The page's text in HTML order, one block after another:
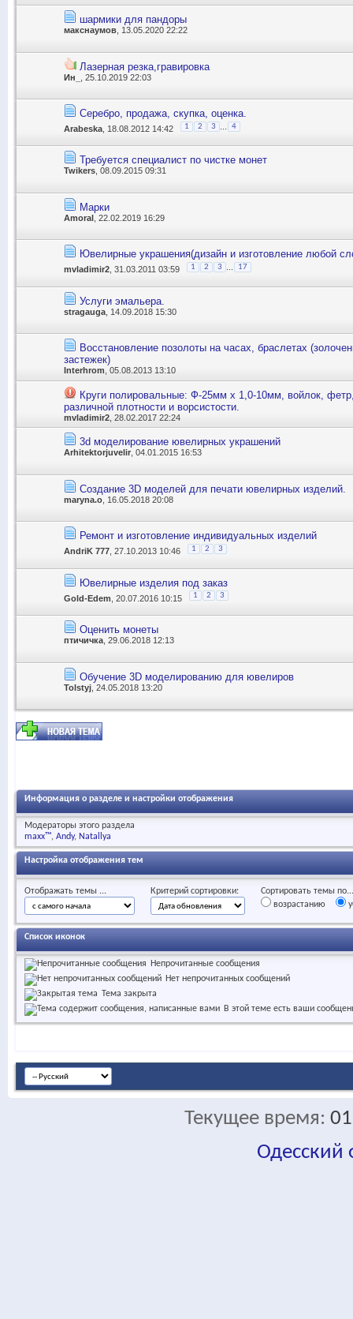
шармики для пандоры
макснаумов , 13.05.2020 22:22
Лазерная резка,гравировка
Ин_ , 25.10.2019 22:03
Серебро, продажа, скупка, оценка.
Arabeska , 18.08.2012 14:42 1 2 3 4
Требуется специалист по чистке монет
Twikers, 08.09.2015 09:31
Марки
Amoral , 22.02.2019 16:29
Ювелирные украшения(дизайн и изготовление любой
mvladimir2 , 31.03.2011 03:59 1 2 3 17
Услуги эмальера.
stragauga , 14.09.2018 15:30
Восстановление позолоты на часах, браслетах
застежек)
Interhrom , 05.08.2013 13:10
Круги полировальные: Ф-25мм х 1,0-10мм, войлок,
различной плотности и ворсистости.
mvladimir2 , 28.02.2017 22:24
3d моделирование ювелирных украшений
Arhitektorjuvelir , 04.01.2015 16:53
Создание 3D моделей для печати ювелирных изделий.
maryna.o , 16.05.2018 20:08
Ремонт и изготовление индивидуальных изделий
AndriK 777 , 27.10.2013 10:46 1 2 3
Ювелирные изделия под заказ
Gold-Edem , 20.07.2016 10:15 1 2 3
Оценить монеты
птичичка , 29.06.2018 12:13
Обучение 3D моделированию для ювелиров
Tolstyj , 24.05.2018 13:20
Информация о разделе и настройки отображения
Модераторы этого раздела
maxx™ Andy Natallya
Настройка отображения тем
Отображать темы ... Критерий сортировки:
Сортировать темы по...
возрастанию
Список иконок
Непрочитанные сообщения
Нет непрочитанных сообщений
Тема закрыта
В этой теме есть ваши
Текущее время:
Одесский